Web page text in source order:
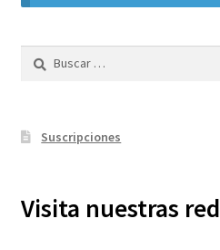
Noticias
Suscripciones
Visita nuestras